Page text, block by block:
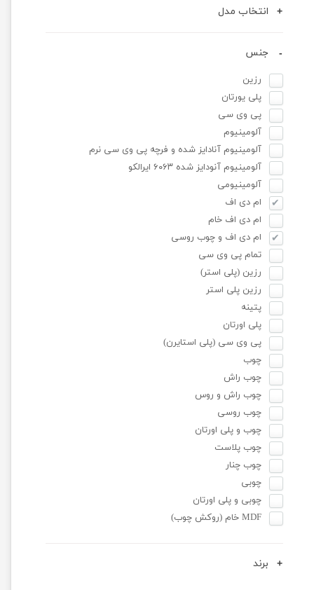
انتخاب مدل
جنس
رزین
پلی یورتان
پی وی سی
آلومینیوم
آلومینیوم آنادایز شده و فرچه پی وی سی نرم
آلومینیوم آنودایز شده ۶۰۶۳ ایرالکو
آلومینیومی
ام دی اف
ام دی اف خام
ام دی اف و چوب روسی
تمام پی وی سی
رزین (پلی استر)
رزین پلی استر
پتینه
پلی اورتان
پی وی سی (پلی استایرن)
چوب
چوب راش
چوب راش و روس
چوب روسی
چوب و پلی اورتان
چوب پلاست
چوب چنار
چوبی
چوبی و پلی اورتان
MDF خام (روکش چوب)
برند